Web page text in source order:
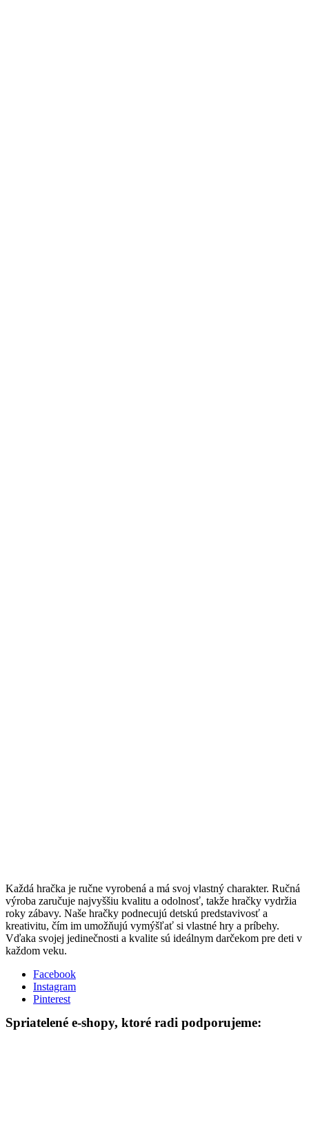
Každá hračka je ručne vyrobená a má svoj vlastný charakter. Ručná
výroba zaručuje najvyššiu kvalitu a odolnosť, takže hračky vydržia
roky zábavy. Naše hračky podnecujú detskú predstavivosť a
kreativitu, čím im umožňujú vymýšľať si vlastné hry a príbehy.
Vďaka svojej jedinečnosti a kvalite sú ideálnym darčekom pre deti v
každom veku.
Facebook
Instagram
Pinterest
Spriatelené e-shopy, ktoré radi podporujeme: